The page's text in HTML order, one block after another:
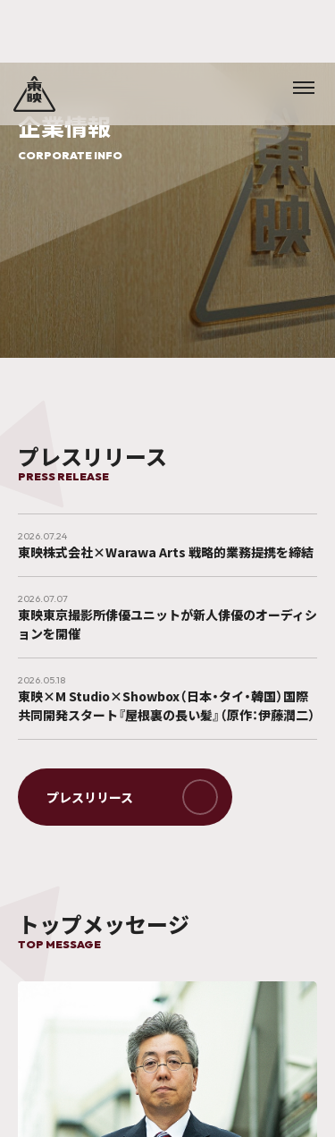
企業情報
CORPORATE INFO
プレスリリース
PRESS RELEASE
2026.07.24
東映株式会社×Warawa Arts 戦略的業務提携を締結
2026.07.07
東映東京撮影所俳優ユニットが新人俳優のオーディシ
ョンを開催
2026.05.18
東映×M Studio×Showbox（日本・タイ・韓国）国際
共同開発スタート『屋根裏の長い髪』（原作：伊藤潤二）
トップメッセージ
TOP MESSAGE